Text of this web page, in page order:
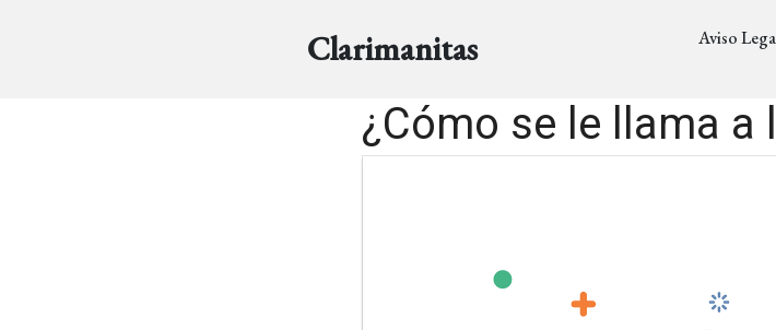
Clarimanitas Aviso
¿Cómo se le llama a